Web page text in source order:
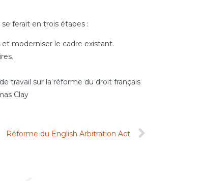
ferait en trois étapes :
moderniser le cadre existant.
travail sur la réforme du droit français
Clay
Réforme du English Arbitration Act